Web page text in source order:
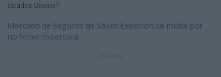
Estados Unidos?
Mercado de Seguros de Salud. Exención de multa por
no tener cobertura